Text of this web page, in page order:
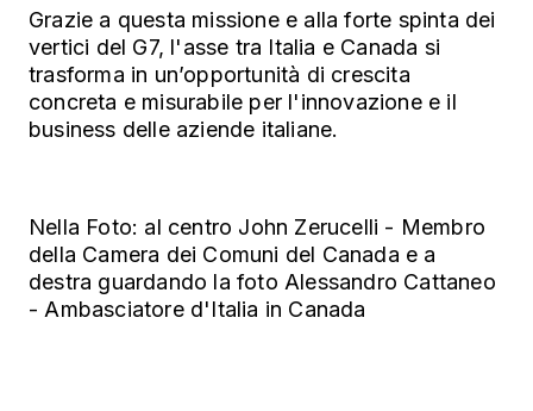
Grazie a questa missione e alla forte spinta dei
vertici del G7, l'asse tra Italia e Canada si
trasforma in un’opportunità di crescita
concreta e misurabile per l'innovazione e il
business delle aziende italiane.
Nella Foto: al centro John Zerucelli - Membro
della Camera dei Comuni del Canada e a
destra guardando la foto Alessandro Cattaneo
- Ambasciatore d'Italia in Canada